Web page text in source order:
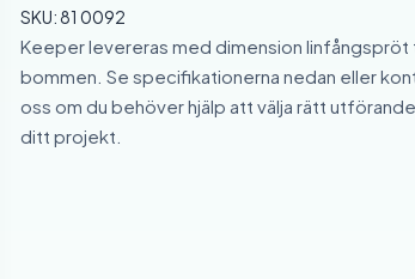
SKU:81 0092
Keeper levereras med dimension linfångspröt
bommen. Se specifikationerna nedan eller
oss om du behöver hjälp att välja rätt
ditt projekt.